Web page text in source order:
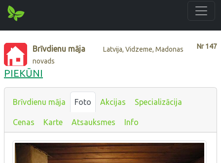
Nr147
Brīvdienu māja
Latvija, Vidzeme, Madonas
novads
PIEKŪNI
Brīvdienu māja Foto Akcijas Specializācija
Cenas Karte Atsauksmes Info